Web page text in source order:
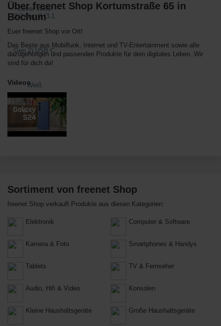
Über freenet Shop Kortumstraße 65 in
Bochum
Euer freenet Shop vor Ort!
Das Beste aus Mobilfunk, Internet und TV-Entertainment sowie alle
dazugehörigen und passenden Produkte für dein digitales Leben. Wir
sind für dich da!
Videos
Sortiment von freenet Shop
freenet Shop verkauft Produkte aus diesen Kategorien:
Elektronik Computer & Software
Kamera & Foto Smartphones & Handys
Tablets TV & Fernseher
Audio, Hifi & Video Konsolen
Kleine Haushaltsgeräte Große Haushaltsgeräte